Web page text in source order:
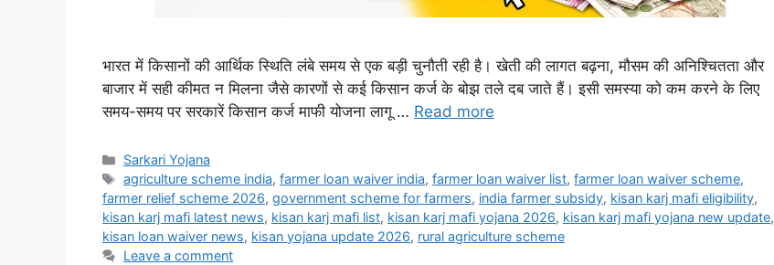
भारत में किसानों की आर्थिक स्थिति लंबे समय से एक बड़ी चुनौती रही है। खेती की लागत बढ़ना, मौसम की अनिश्चितता और
बाजार में सही कीमत न मिलना जैसे कारणों से कई किसान कर्ज के बोझ तले दब जाते हैं। इसी समस्या को कम करने के लिए
समय-समय पर सरकारें किसान कर्ज माफी योजना लागू … Read more
Categories
Sarkari Yojana
Tags
agriculture scheme india,farmer loan waiver india,farmer loan waiver list,farmer loan waiver scheme,
farmer relief scheme 2026, government scheme for farmers, india farmer subsidy, kisan karj mafi eligibility,
kisan karj mafi latest news, kisan karj mafi list, kisan karj mafi yojana 2026, kisan karj mafi yojana new update,
kisan loan waiver news, kisan yojana update 2026, rural agriculture scheme
Leave a comment